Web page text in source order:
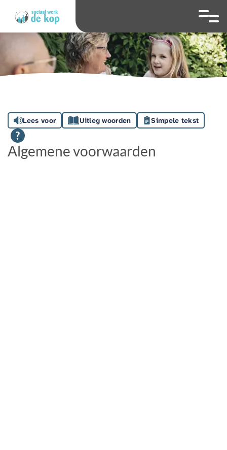
Hoog contrast
Ga naar
Lees voor Uitleg woorden Simpele tekst
Algemene voorwaarden